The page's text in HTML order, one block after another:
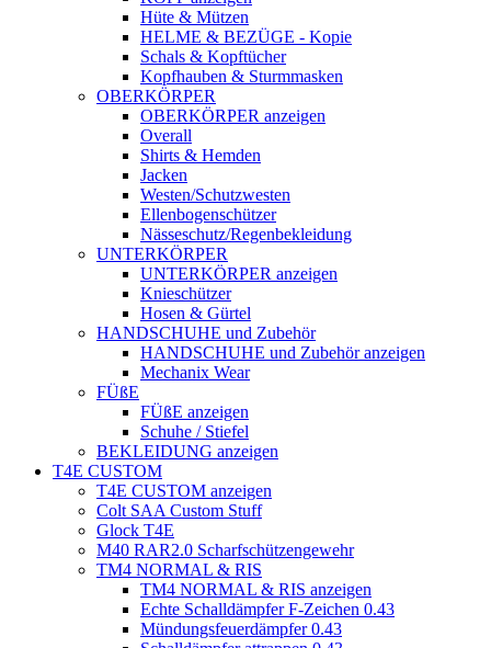
Hüte & Mützen
HELME & BEZÜGE - Kopie
Schals & Kopftücher
Kopfhauben & Sturmmasken
OBERKÖRPER
OBERKÖRPER anzeigen
Overall
Shirts & Hemden
Jacken
Westen/Schutzwesten
Ellenbogenschützer
Nässeschutz/Regenbekleidung
UNTERKÖRPER
UNTERKÖRPER anzeigen
Knieschützer
Hosen & Gürtel
HANDSCHUHE und Zubehör
HANDSCHUHE und Zubehör anzeigen
Mechanix Wear
FÜßE
FÜßE anzeigen
Schuhe / Stiefel
BEKLEIDUNG anzeigen
T4E CUSTOM
T4E CUSTOM anzeigen
Colt SAA Custom Stuff
Glock T4E
M40 RAR2.0 Scharfschützengewehr
TM4 NORMAL & RIS
TM4 NORMAL & RIS anzeigen
Echte Schalldämpfer F-Zeichen 0.43
Mündungsfeuerdämpfer 0.43